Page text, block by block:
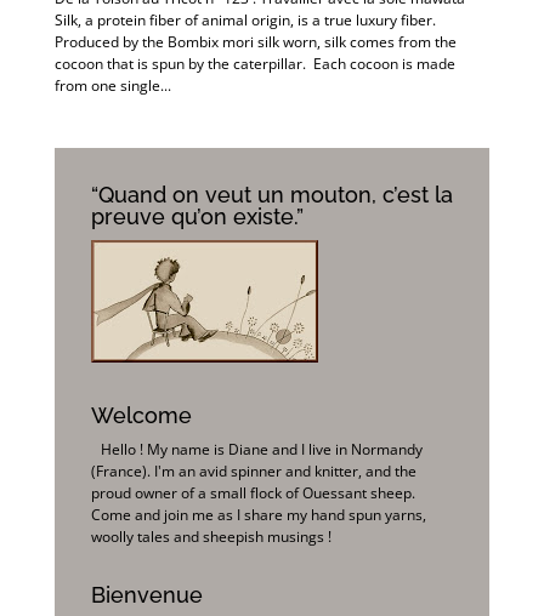
Silk, a protein fiber of animal origin, is a true luxury fiber.
Produced by the Bombix mori silk worn, silk comes from the
cocoon that is spun by the caterpillar. Each cocoon is made
from one single...
“Quand on veut un mouton, c’est la
preuve qu’on existe.”
Welcome
Hello ! My name is Diane and I live in Normandy
(France). I'm an avid spinner and knitter, and the
proud owner of a small flock of Ouessant sheep.
Come and join me as I share my hand spun yarns,
woolly tales and sheepish musings !
Bienvenue